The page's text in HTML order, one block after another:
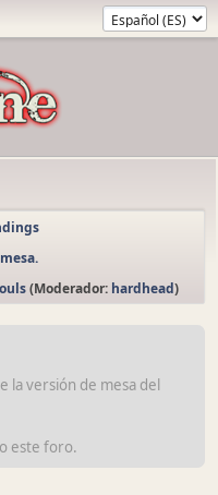
(Moderador: hardhead)
la versión de mesa del
este foro.